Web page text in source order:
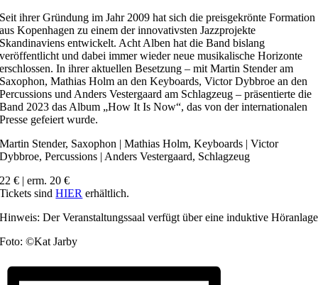
Seit ihrer Gründung im Jahr 2009 hat sich die preisgekrönte Formation
aus Kopenhagen zu einem der innovativsten Jazzprojekte
Skandinaviens entwickelt. Acht Alben hat die Band bislang
veröffentlicht und dabei immer wieder neue musikalische Horizonte
erschlossen. In ihrer aktuellen Besetzung – mit Martin Stender am
Saxophon, Mathias Holm an den Keyboards, Victor Dybbroe an den
Percussions und Anders Vestergaard am Schlagzeug – präsentierte die
Band 2023 das Album „How It Is Now“, das von der internationalen
Presse gefeiert wurde.
Martin Stender, Saxophon | Mathias Holm, Keyboards | Victor
Dybbroe, Percussions | Anders Vestergaard, Schlagzeug
22 € | erm. 20 €
Tickets sindHIER erhältlich.
Hinweis: Der Veranstaltungssaal verfügt über eine induktive Höranlage
Foto: ©Kat Jarby